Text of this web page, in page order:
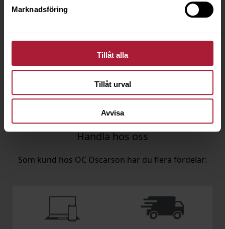
Marknadsföring
Tillåt alla
Tillåt urval
Avvisa
Agora Armonias Provkarta
Handla hos oss
Som kund hos OC Oscarson har du flera fördelar: